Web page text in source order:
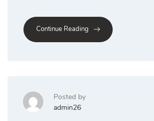
Continue Reading
Posted by
admin26